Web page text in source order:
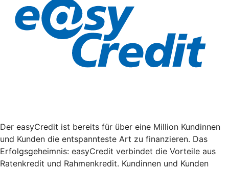
Der easyCredit ist bereits für über eine Million Kundinnen
und Kunden die entspannteste Art zu finanzieren. Das
Erfolgsgeheimnis: easyCredit verbindet die Vorteile aus
Ratenkredit und Rahmenkredit. Kundinnen und Kunden